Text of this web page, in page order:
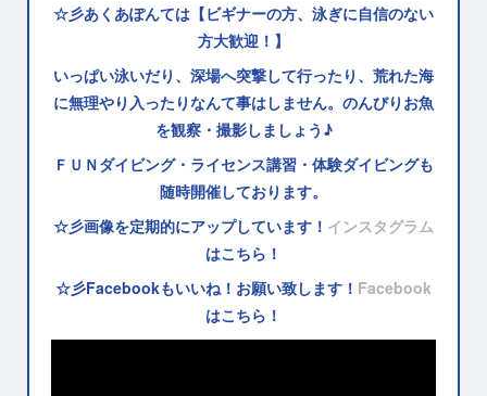
☆彡あくあぽんては【ビギナーの方、泳ぎに自信のない
方大歓迎！】
いっぱい泳いだり、深場へ突撃して行ったり、荒れた海
に無理やり入ったりなんて事はしません。のんびりお魚
を観察・撮影しましょう♪
ＦＵＮダイビング・ライセンス講習・体験ダイビングも
随時開催しております。
☆彡画像を定期的にアップしています！ インスタグラム
はこちら！
☆彡Facebookもいいね！お願い致します！ Facebook
はこちら！